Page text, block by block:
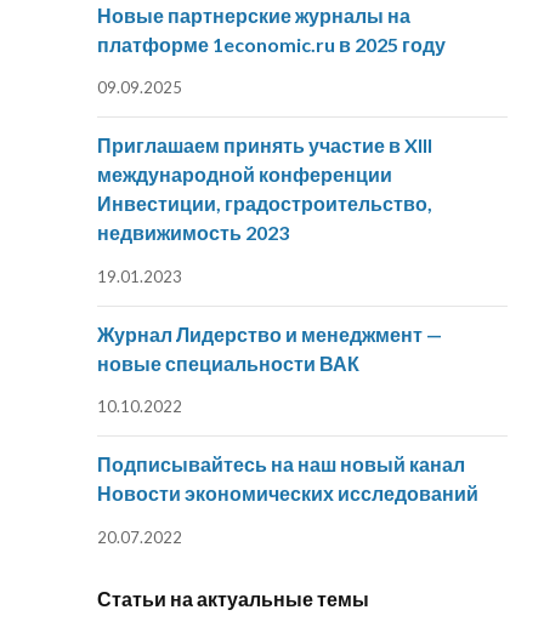
Новые партнерские журналы на
платформе 1economic.ru в 2025 году
09.09.2025
Приглашаем принять участие в XIII
международной конференции
Инвестиции, градостроительство,
недвижимость 2023
19.01.2023
Журнал Лидерство и менеджмент —
новые специальности ВАК
10.10.2022
Подписывайтесь на наш новый канал
Новости экономических исследований
20.07.2022
Статьи на актуальные темы